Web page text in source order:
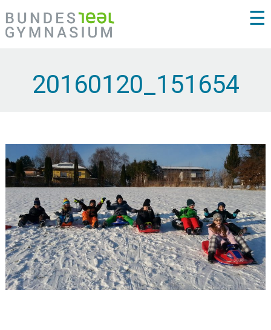
☰
20160120_151654